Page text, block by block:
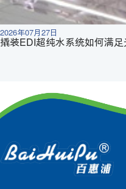
2026年07月27日
撬装EDI超纯水系统如何满